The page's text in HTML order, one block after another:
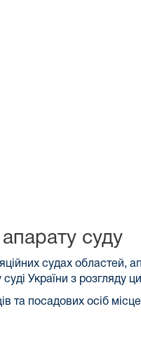
суду
судах областей,
України з розгляду
та посадових осіб